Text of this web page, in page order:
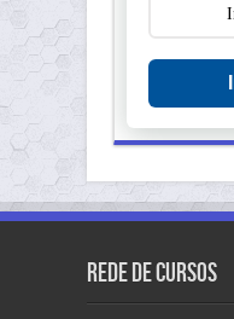
Rede de Cursos